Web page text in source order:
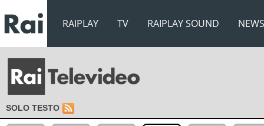
RAIPLAY TV RAIPLAY SOUND NEWS
SOLO TESTO